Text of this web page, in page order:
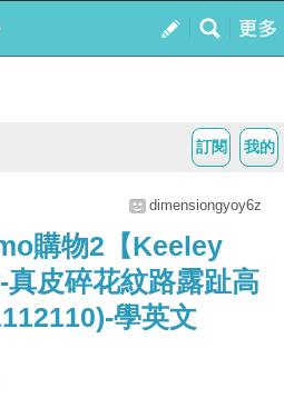
我的
訂閱
dimensiongyoy6z
購物2【Keeley
皮碎花紋路露趾高
學英文